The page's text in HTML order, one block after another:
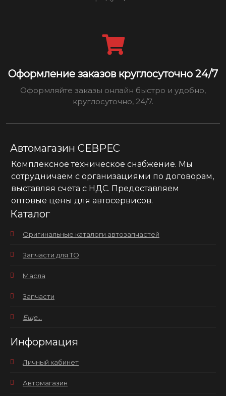
Оформление заказов круглосуточно 24/7
Оформляйте заказы онлайн быстро и удобно,
круглосуточно, 24/7.
Автомагазин СЕВРЕС
Комплексное техническое снабжение. Мы
сотрудничаем с организациями по договорам,
выставляя счета с НДС. Предоставляем
оптовые цены для автосервисов.
Каталог
Оригинальные каталоги автозапчастей
Запчасти для ТО
Масла
Запчасти
Еще...
Информация
Личный кабинет
Автомагазин